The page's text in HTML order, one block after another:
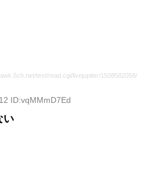
test/read.cgi/livejupiter/1508582058/
ID:vqMMmD7Ed
い